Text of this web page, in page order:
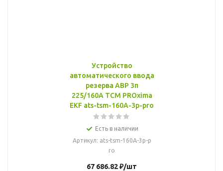
Устройство
автоматического ввода
резерва АВР 3п
225/160А ТСМ PROxima
EKF ats-tsm-160A-3p-pro
Есть в наличии
Артикул: ats-tsm-160A-3p-p
ro
67 686.82₽/шт